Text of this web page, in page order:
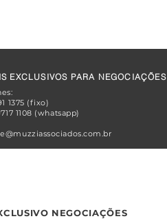
EXCLUSIVOS PARA NEGOCIAÇÕES
1375 (fixo)
1108 (whatsapp)
NEGOCIAÇÕES